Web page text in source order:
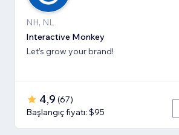
NH, NL
Interactive Monkey
Let’s grow your brand!
4,9 (67)
Başlangıç fiyatı: $95